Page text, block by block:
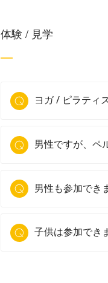
体験 / 見学
ヨガ / ピラティ
男性ですが、ペ
男性も参加でき
子供は参加でき